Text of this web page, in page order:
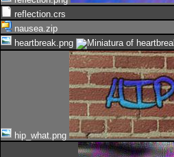
reflection.crs
nausea.zip
heartbreak.png
hip_what.png